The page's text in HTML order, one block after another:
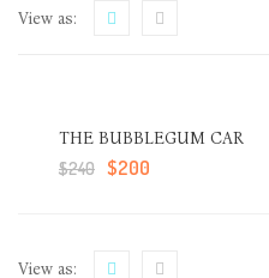
View as:
THE BUBBLEGUM CAR
$240 $200
View as: